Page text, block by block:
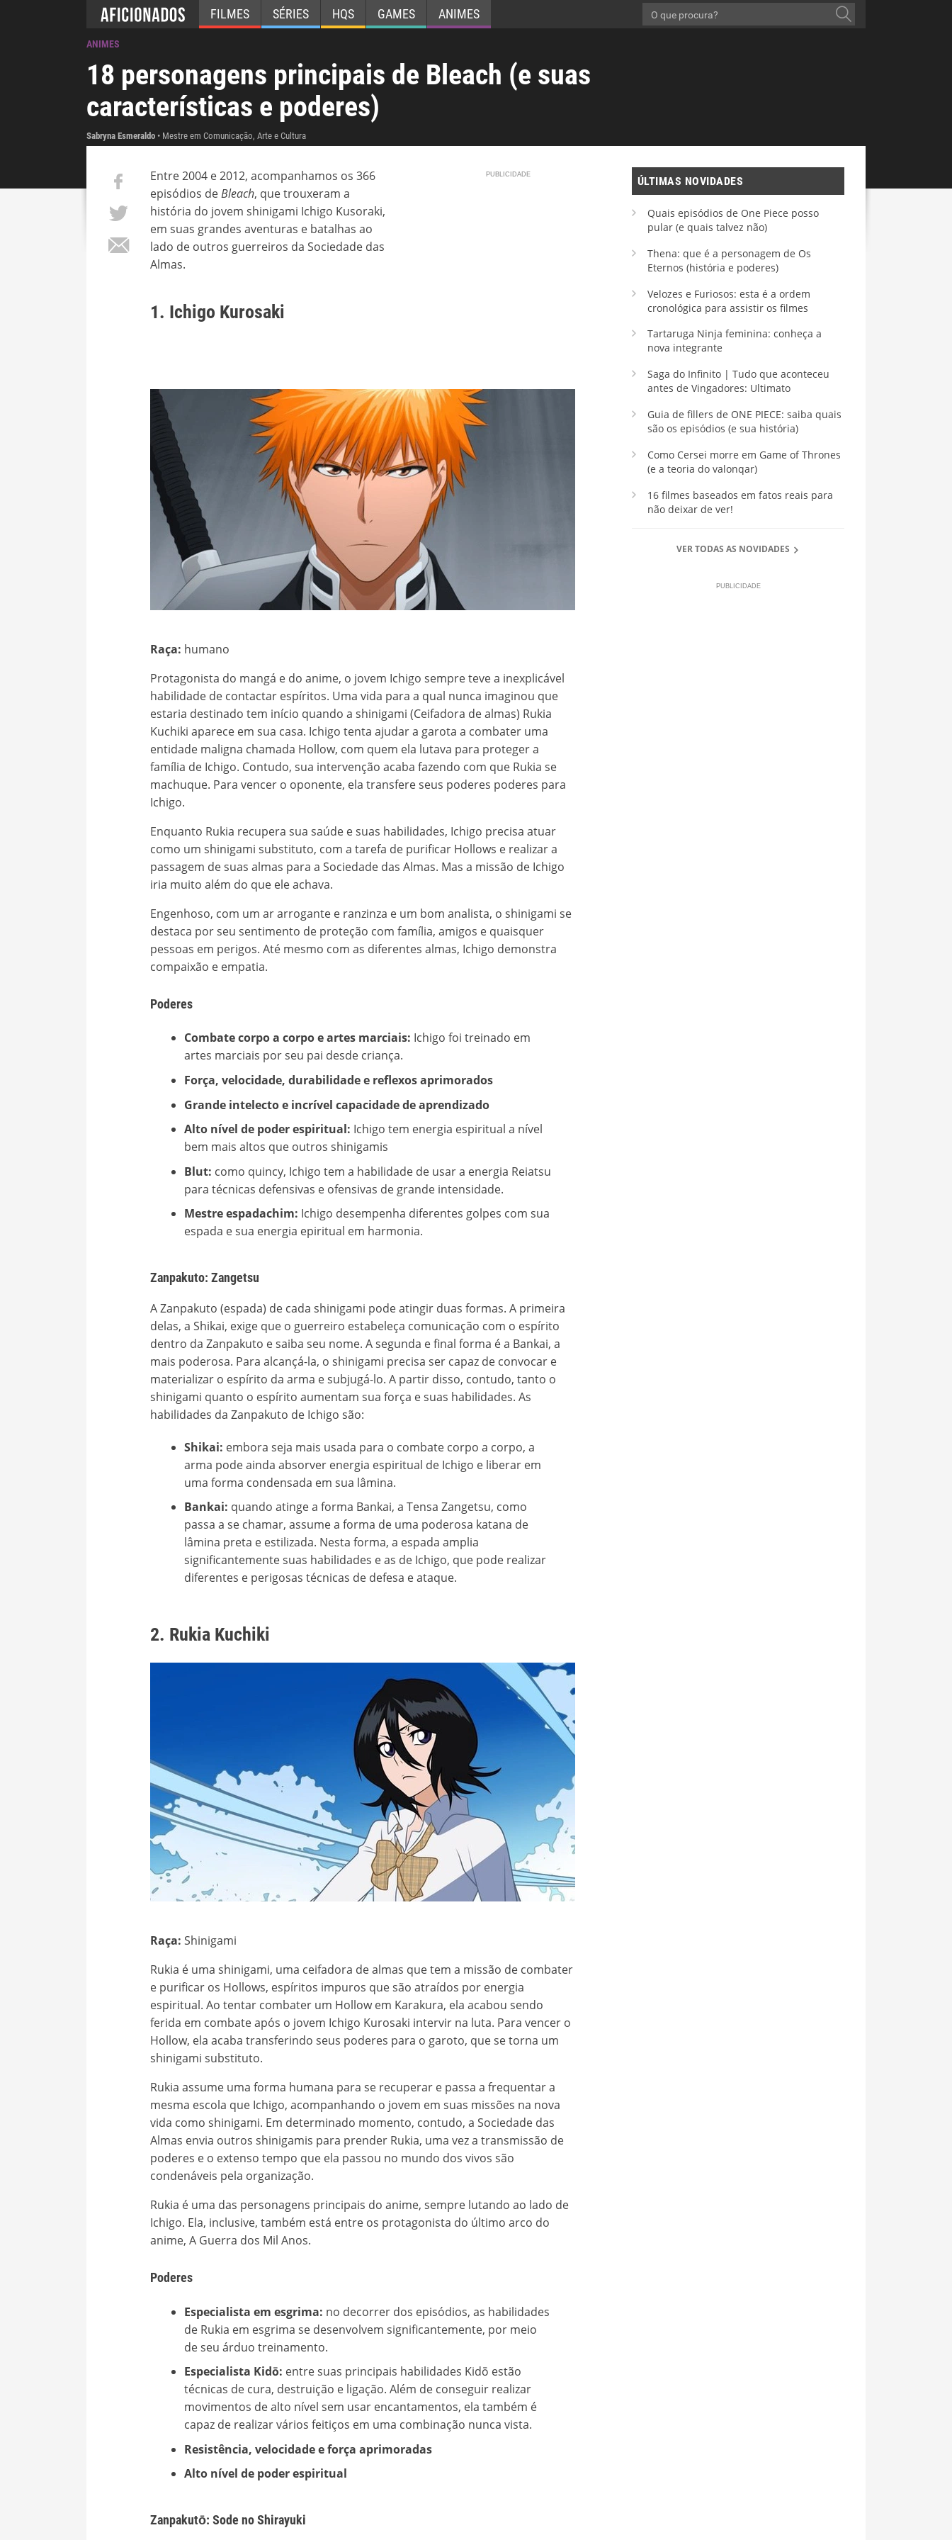
FILMES SÉRIES HQS GAMES ANIMES
ANIMES
18 personagens principais de Bleach (e suas
características e poderes)
Sabryna Esmeraldo Mestre em Comunicação, Arte e Cultura
Entre 2004 e 2012, acompanhamos os 366
episódios deBleach, que trouxeram a
história do jovem shinigami Ichigo Kusoraki,
em suas grandes aventuras e batalhas ao
lado de outros guerreiros da Sociedade das
Almas.
1. Ichigo Kurosaki
Raça: humano
Protagonista do mangá e do anime, o jovem Ichigo sempre teve a inexplicável
habilidade de contactar espíritos. Uma vida para a qual nunca imaginou que
estaria destinado tem início quando a shinigami (Ceifadora de almas) Rukia
Kuchiki aparece em sua casa. Ichigo tenta ajudar a garota a combater uma
entidade maligna chamada Hollow, com quem ela lutava para proteger a
família de Ichigo. Contudo, sua intervenção acaba fazendo com que Rukia se
machuque. Para vencer o oponente, ela transfere seus poderes poderes para
Ichigo.
Enquanto Rukia recupera sua saúde e suas habilidades, Ichigo precisa atuar
como um shinigami substituto, com a tarefa de purificar Hollows e realizar a
passagem de suas almas para a Sociedade das Almas. Mas a missão de Ichigo
iria muito além do que ele achava.
Engenhoso, com um ar arrogante e ranzinza e um bom analista, o shinigami se
destaca por seu sentimento de proteção com família, amigos e quaisquer
pessoas em perigos. Até mesmo com as diferentes almas, Ichigo demonstra
compaixão e empatia.
Poderes
Combate corpo a corpo e artes marciais: Ichigo foi treinado em
artes marciais por seu pai desde criança.
Força, velocidade, durabilidade e reflexos aprimorados
Grande intelecto e incrível capacidade de aprendizado
Alto nível de poder espiritual: Ichigo tem energia espiritual a nível
bem mais altos que outros shinigamis
Blut: como quincy, Ichigo tem a habilidade de usar a energia Reiatsu
para técnicas defensivas e ofensivas de grande intensidade.
Mestre espadachim: Ichigo desempenha diferentes golpes com sua
espada e sua energia epiritual em harmonia.
Zanpakuto: Zangetsu
A Zanpakuto (espada) de cada shinigami pode atingir duas formas. A primeira
delas, a Shikai, exige que o guerreiro estabeleça comunicação com o espírito
dentro da Zanpakuto e saiba seu nome. A segunda e final forma é a Bankai, a
mais poderosa. Para alcançá-la, o shinigami precisa ser capaz de convocar e
materializar o espírito da arma e subjugá-lo. A partir disso, contudo, tanto o
shinigami quanto o espírito aumentam sua força e suas habilidades. As
habilidades da Zanpakuto de Ichigo são:
Shikai: embora seja mais usada para o combate corpo a corpo, a
arma pode ainda absorver energia espiritual de Ichigo e liberar em
uma forma condensada em sua lâmina.
Bankai: quando atinge a forma Bankai, a Tensa Zangetsu, como
passa a se chamar, assume a forma de uma poderosa katana de
lâmina preta e estilizada. Nesta forma, a espada amplia
significantemente suas habilidades e as de Ichigo, que pode realizar
diferentes e perigosas técnicas de defesa e ataque.
2. Rukia Kuchiki
Raça: Shinigami
Rukia é uma shinigami, uma ceifadora de almas que tem a missão de combater
e purificar os Hollows, espíritos impuros que são atraídos por energia
espiritual. Ao tentar combater um Hollow em Karakura, ela acabou sendo
ferida em combate após o jovem Ichigo Kurosaki intervir na luta. Para vencer o
Hollow, ela acaba transferindo seus poderes para o garoto, que se torna um
shinigami substituto.
Rukia assume uma forma humana para se recuperar e passa a frequentar a
mesma escola que Ichigo, acompanhando o jovem em suas missões na nova
vida como shinigami. Em determinado momento, contudo, a Sociedade das
Almas envia outros shinigamis para prender Rukia, uma vez a transmissão de
poderes e o extenso tempo que ela passou no mundo dos vivos são
condenáveis pela organização.
Rukia é uma das personagens principais do anime, sempre lutando ao lado de
Ichigo. Ela, inclusive, também está entre os protagonista do último arco do
anime, A Guerra dos Mil Anos.
Poderes
Especialista em esgrima: no decorrer dos episódios, as habilidades
de Rukia em esgrima se desenvolvem significantemente, por meio
de seu árduo treinamento.
Especialista Kidō: entre suas principais habilidades Kidō estão
técnicas de cura, destruição e ligação. Além de conseguir realizar
movimentos de alto nível sem usar encantamentos, ela também é
capaz de realizar vários feitiços em uma combinação nunca vista.
Resistência, velocidade e força aprimoradas
Alto nível de poder espiritual
Zanpakutō: Sode no Shirayuki
ÚLTIMAS NOVIDADES
Quais episódios de One Piece posso
pular (e quais talvez não)
Thena: que é a personagem de Os
Eternos (história e poderes)
Velozes e Furiosos: esta é a ordem
cronológica para assistir os filmes
Tartaruga Ninja feminina: conheça a
nova integrante
Saga do Infinito | Tudo que aconteceu
antes de Vingadores: Ultimato
Guia de fillers de ONE PIECE: saiba quais
são os episódios (e sua história)
Como Cersei morre em Game of Thrones
(e a teoria do valonqar)
16 filmes baseados em fatos reais para
não deixar de ver!
VER TODAS AS NOVIDADES